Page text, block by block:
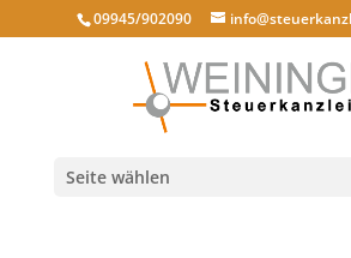
09945/902090
Seite wählen